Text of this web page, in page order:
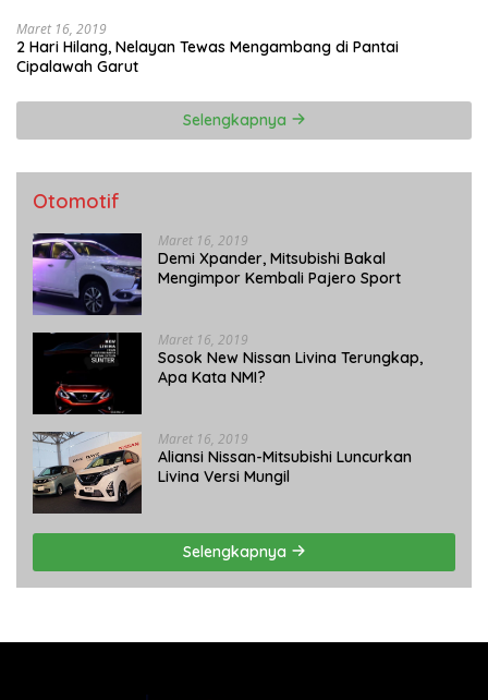
Maret 16, 2019
2 Hari Hilang, Nelayan Tewas Mengambang di Pantai
Cipalawah Garut
Selengkapnya
Otomotif
Maret 16, 2019
Demi Xpander, Mitsubishi Bakal
Mengimpor Kembali Pajero Sport
Maret 16, 2019
Sosok New Nissan Livina Terungkap,
Apa Kata NMI?
Maret 16, 2019
Aliansi Nissan-Mitsubishi Luncurkan
Livina Versi Mungil
Selengkapnya